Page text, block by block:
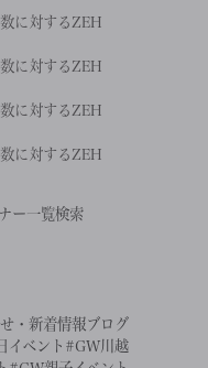
に対するZEH
に対するZEH
に対するZEH
に対するZEH
ー一覧検索
・新着情報ブログ
イベント #GW川越